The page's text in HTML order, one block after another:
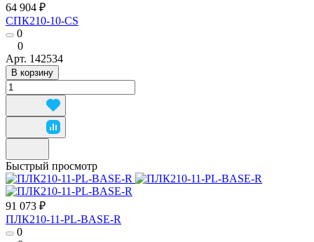
64 904 ₽
СПК210-10-CS
0
0
Арт. 142534
В корзину
Быстрый просмотр
91 073 ₽
ПЛК210-11-PL-BASE-R
0